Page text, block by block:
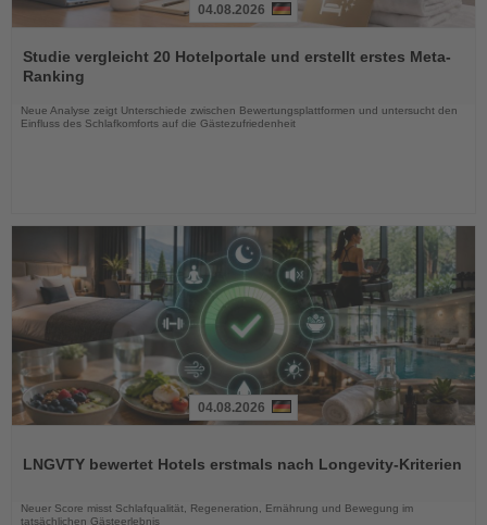
Sie
die
Nachrichten
04.08.2026
Studie vergleicht 20 Hotelportale und erstellt erstes Meta-
Ranking
Neue Analyse zeigt Unterschiede zwischen Bewertungsplattformen und untersucht den
Einfluss des Schlafkomforts auf die Gästezufriedenheit
die
04.08.2026
LNGVTY bewertet Hotels erstmals nach Longevity-Kriterien
Neuer Score misst Schlafqualität, Regeneration, Ernährung und Bewegung im
tatsächlichen Gästeerlebnis